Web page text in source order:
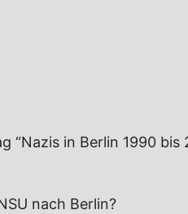
“Nazis in Berlin 1990
nach Berlin?